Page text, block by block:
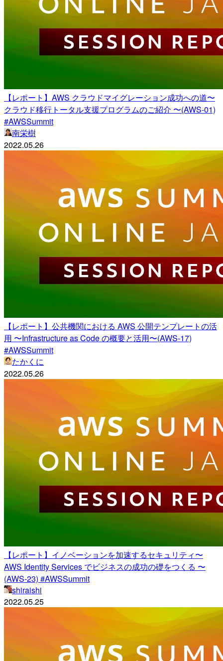
【レポート】AWS クラウドマイグレーション成功への道〜
クラウド移行トータル支援プログラムのご紹介 〜(AWS-01)
#AWSSummit
南栄樹
2022.05.26
【レポート】公共機関における AWS 公開テンプレートの活
用 〜Infrastructure as Code の概要と活用〜(AWS-17)
#AWSSummit
たかくに
2022.05.26
【レポート】イノベーションを加速するセキュリティ〜
AWS Identity Services でビジネスの成功の礎をつくる 〜
(AWS-23) #AWSSummit
shiraishi
2022.05.25